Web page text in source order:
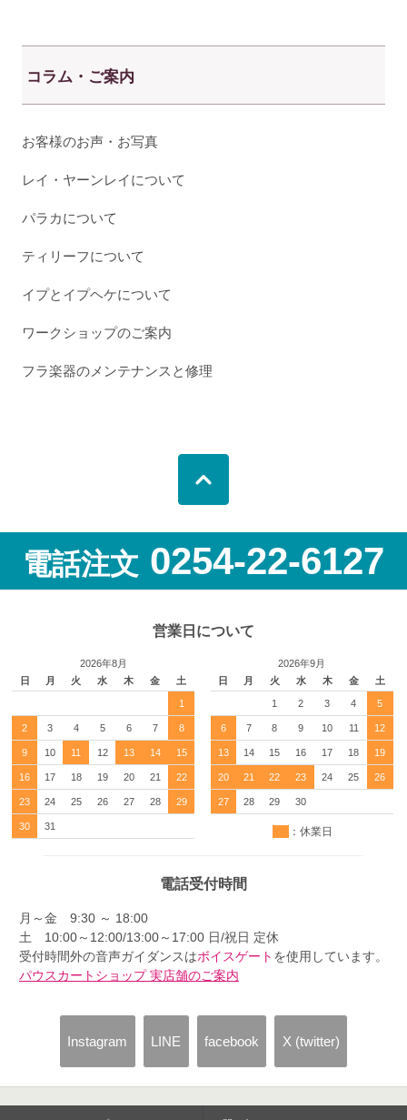
コラム・ご案内
お客様のお声・お写真
レイ・ヤーンレイについて
パラカについて
ティリーフについて
イプとイプヘケについて
ワークショップのご案内
フラ楽器のメンテナンスと修理
電話注文 0254-22-6127
営業日について
2026年8月
日
月 火 水 木 金 土
1
2 3 4 5 6 7 8
9 10 11 12 13 14 15
16 17 18 19 20 21 22
23 24 25 26 27 28 29
30 31
2026年9月
日
月 火 水 木 金 土
1 2 3 4 5
6 7 8 9 10 11 12
13 14 15 16 17 18 19
20 21 22 23 24 25 26
27 28 29 30
：休業日
電話受付時間
月～金 9:30 ～ 18:00
土 10:00～12:00/13:00～17:00 日/祝日 定休
受付時間外の音声ガイダンスはボイスゲート を使用しています。
パウスカートショップ 実店舗のご案内
Instagram LINE facebook X (twitter)